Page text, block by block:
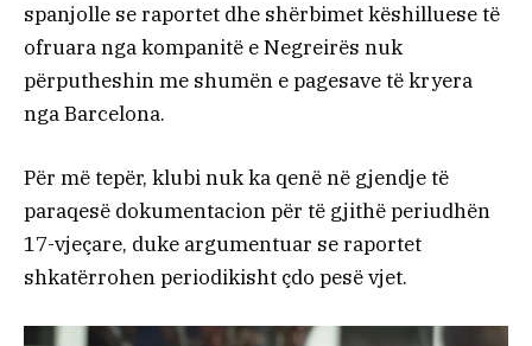
spanjolle se raportet dhe shërbimet këshilluese të
ofruara nga kompanitë e Negreirës nuk
përputheshin me shumën e pagesave të kryera
nga Barcelona.
Për më tepër, klubi nuk ka qenë në gjendje të
paraqesë dokumentacion për të gjithë periudhën
17-vjeçare, duke argumentuar se raportet
shkatërrohen periodikisht çdo pesë vjet.